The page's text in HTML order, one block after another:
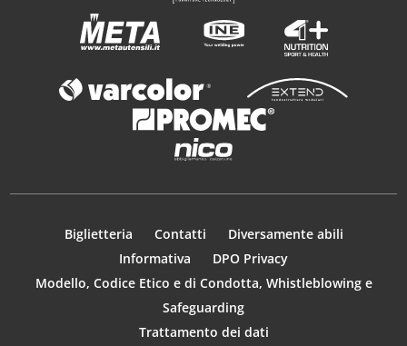
Biglietteria Contatti
Diversamente abili
Informativa
DPO Privacy
Modello, Codice Etico e di Condotta, Whistleblowing e
Safeguarding
Trattamento dei dati